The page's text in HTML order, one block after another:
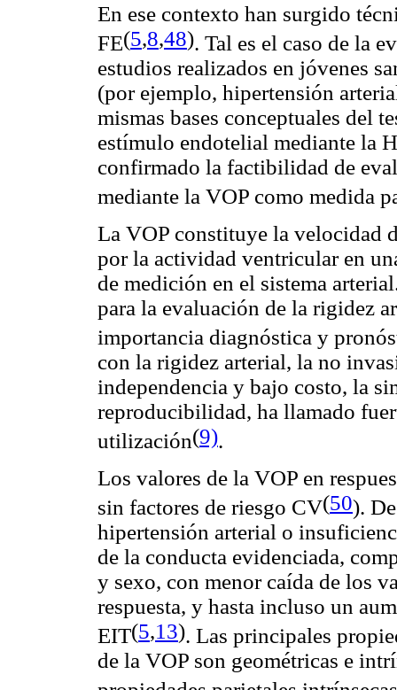
En ese contexto han surgido
FE(5,8,48). Tal es el caso de la
estudios realizados en jóvenes
(por ejemplo, hipertensión
mismas bases conceptuales del
estímulo endotelial mediante la
confirmado la factibilidad de
mediante la VOP como medida
La VOP constituye la velocidad
por la actividad ventricular en
de medición en el sistema
para la evaluación de la rigidez
importancia diagnóstica y
con la rigidez arterial, la no
independencia y bajo costo, la
reproducibilidad, ha llamado
utilización(9).
Los valores de la VOP en
sin factores de riesgo CV(50).
hipertensión arterial o
de la conducta evidenciada,
y sexo, con menor caída de los
respuesta, y hasta incluso un
EIT(5,13). Las principales
de la VOP son geométricas e